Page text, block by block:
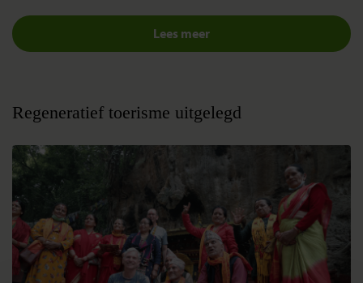
Lees meer
Regeneratief toerisme uitgelegd